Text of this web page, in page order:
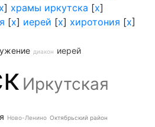
x] храмы иркутска [x]
[x] иерей [x] хиротония [x]
диакон иерей
Иркутская
Ново-Ленино Октябрьский район